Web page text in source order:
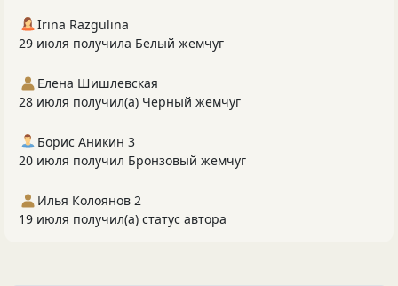
Irina Razgulina
29 июля получила Белый жемчуг
Елена Шишлевская
28 июля получил(а) Черный жемчуг
Борис Аникин 3
20 июля получил Бронзовый жемчуг
Илья Колоянов 2
19 июля получил(а) статус автора